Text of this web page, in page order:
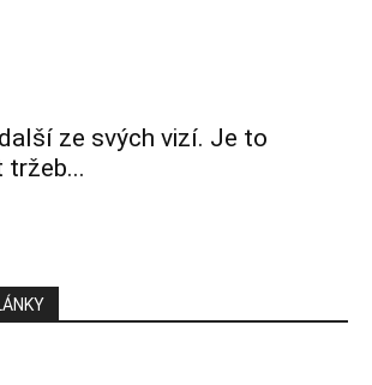
ze svých vizí. Je to
tržeb...